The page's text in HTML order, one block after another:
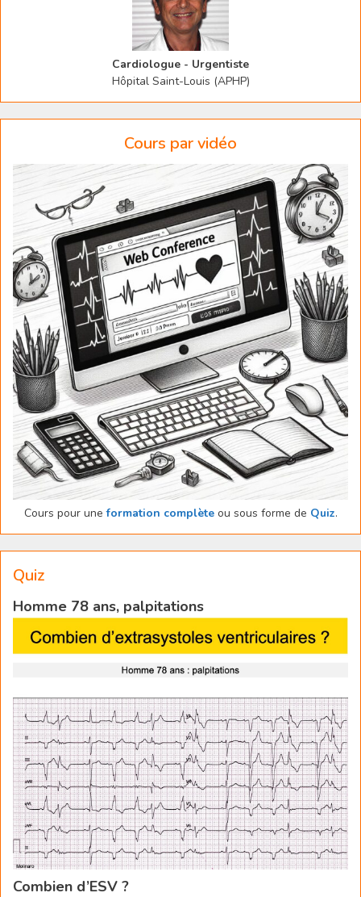
Cardiologue - Urgentiste
Hôpital Saint-Louis (APHP)
Cours par vidéo
Cours pour uneformation complèteou sous forme de Quiz.
Quiz
Homme 78 ans, palpitations
Combien d’ESV ?